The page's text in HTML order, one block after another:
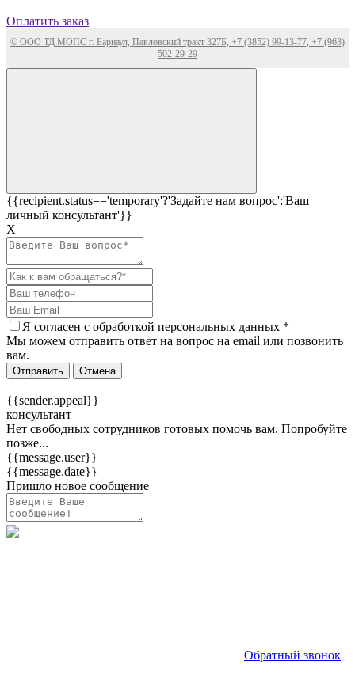
Оплатить заказ
© ООО ТД МОПС г. Барнаул, Павловский тракт 327Б, +7 (3852) 99-13-77, +7 (963)
502-29-29
{{recipient.status=='temporary'?'Задайте нам вопрос':'Ваш
личный консультант'}}
Х
Я согласен c обработкой персональных данных *
Мы можем отправить ответ на вопрос на email или позвонить
вам.
Отправить Отмена
{{sender.appeal}}
консультант
Нет свободных сотрудников готовых помочь вам. Попробуйте
позже...
{{message.user}}
{{message.date}}
Пришло новое сообщение
Обратный звонок